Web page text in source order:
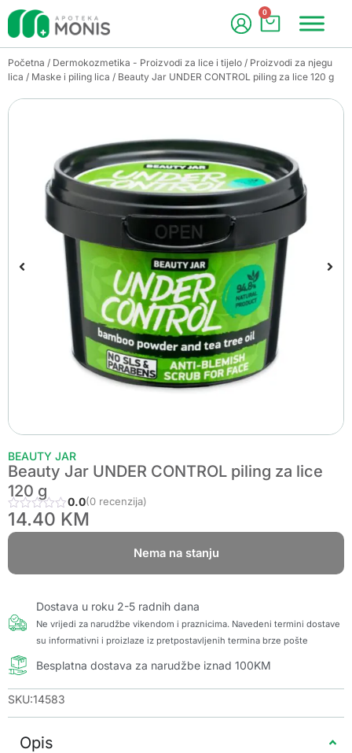
0
Početna / Dermokozmetika - Proizvodi za lice i tijelo / Proizvodi za njegu
lica / Maske i piling lica / Beauty Jar UNDER CONTROL piling za lice 120 g
BEAUTY JAR
Beauty Jar UNDER CONTROL piling za lice
120 g
0.0(0 recenzija)
14.40 KM
Nema na stanju
Dostava u roku 2-5 radnih dana
Ne vrijedi za narudžbe vikendom i praznicima. Navedeni termini dostave
su informativni i proizlaze iz pretpostavljenih termina brze pošte
Besplatna dostava za narudžbe iznad 100KM
SKU:14583
Opis